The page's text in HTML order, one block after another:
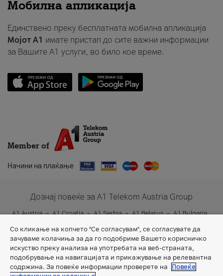
Мобилна апликација
Единствено преку бесплатната мобилна апликација
Мојот A1 имате пристап до сите важни информации
за Вашите A1 услуги, во било кое време.
Member of
Начини на плаќање
Дознај повеќе за A1 Telekom Austria Group
A1 Austria A1 Croatia A1 Serbia A1 Belarus
A1 Bulgaria
Со кликање на копчето "Се согласувам", се согласувате да
зачуваме колачиња за да го подобриме Вашето корисничко
искуство преку анализа на употребата на веб-страната,
подобрување на навигацијата и прикажување на релевантна
содржина. За повеќе информации проверете на
Повеќе